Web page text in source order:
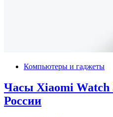
Компьютеры и гаджеты
Часы Xiaomi Watch
России